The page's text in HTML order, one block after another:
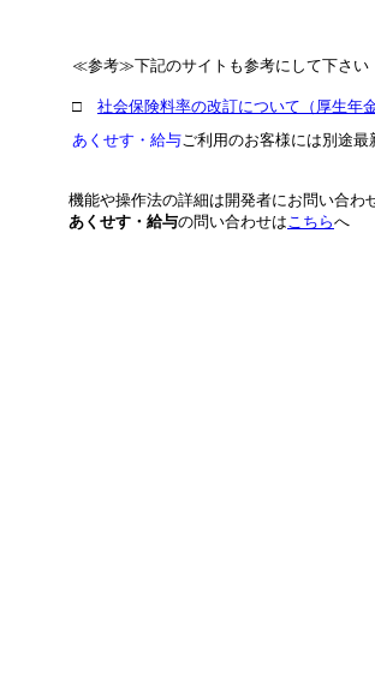
≪参考≫下記のサイトも参考にして下さい
□ 社会保険料率の改訂について（厚生年
あくせす・給与ご利用のお客様には別途
機能や操作法の詳細は開発者にお問い合わ
あくせす・給与の問い合わせはこちらへ